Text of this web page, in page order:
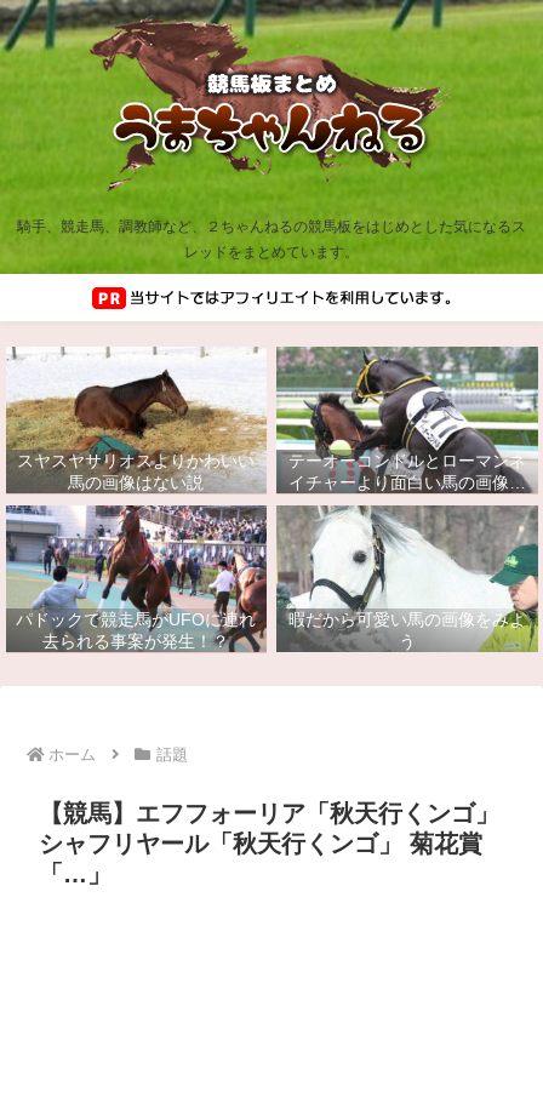
騎手、競走馬、調教師など、２ちゃんねるの競馬板をはじめとした気になるス
レッドをまとめています。
スヤスヤサリオスよりかわいい
馬の画像はない説
テーオーコンドルとローマンネ
イチャーより面白い馬の画像っ
てあるの？
パドックで競走馬がUFOに連れ
去られる事案が発生！？
暇だから可愛い馬の画像をみよ
う
ホーム 話題
【競馬】エフフォーリア「秋天行くンゴ」
シャフリヤール「秋天行くンゴ」 菊花賞
「…」